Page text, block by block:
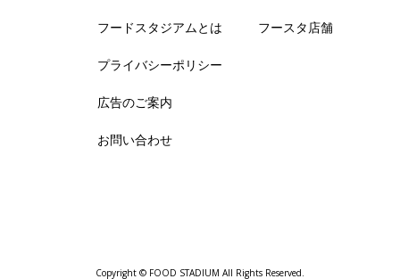
フードスタジアムとは
プライバシーポリシー
広告のご案内
お問い合わせ
フースタ店舗
Copyright © FOOD STADIUM All Rights Reserved.